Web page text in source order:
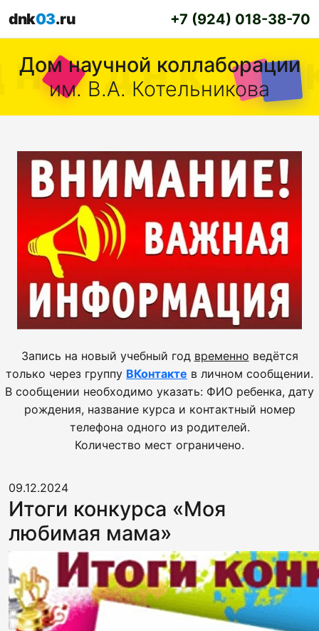
dnk03.ru +7 (924) 018-38-70
Дом научной коллаборации
им. В.А. Котельникова
Запись на новый учебный год временно ведётся
только через группу ВКонтакте в личном сообщении.
В сообщении необходимо указать: ФИО ребенка, дату
рождения, название курса и контактный номер
телефона одного из родителей.
Количество мест ограничено.
09.12.2024
Итоги конкурса «Моя
любимая мама»